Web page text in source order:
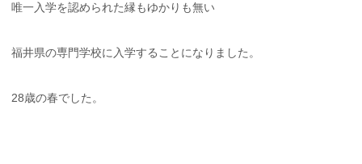
唯一入学を認められた縁もゆかりも無い
福井県の専門学校に入学することになりました。
28歳の春でした。